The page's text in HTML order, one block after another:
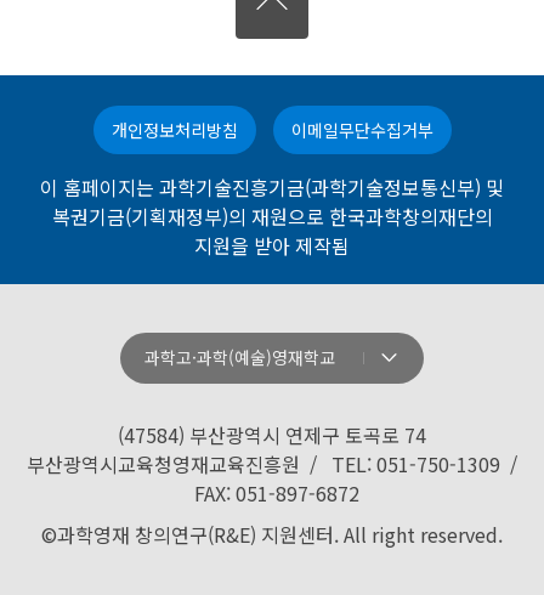
개인정보처리방침 이메일무단수집거부
이 홈페이지는 과학기술진흥기금(과학기술정보통신부) 및
복권기금(기획재정부)의 재원으로 한국과학창의재단의
지원을 받아 제작됨
과학고·과학(예술)영재학교
강원과학고등학교
경기북과학고등학교
경남과학고등학교
(47584) 부산광역시 연제구 토곡로 74
부산광역시교육청영재교육진흥원 / TEL: 051-750-1309 /
FAX: 051-897-6872
©과학영재 창의연구(R&E) 지원센터. All right reserved.